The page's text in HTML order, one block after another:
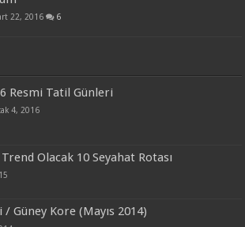
22, 2016 6
Resmi Tatil Günleri
4, 2016
Olacak 10 Seyahat Rotası
/ Güney Kore (Mayıs 2014)